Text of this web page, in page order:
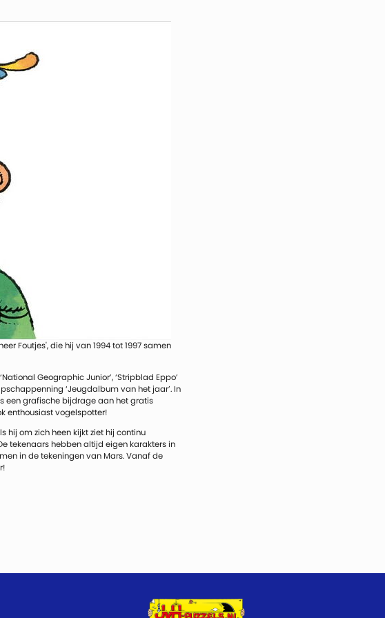
Foutjes', die hij van 1994 tot 1997 samen
Geographic Junior’, ‘Stripblad Eppo’
‘Jeugdalbum van het jaar’. In
een grafische bijdrage aan het gratis
enthousiast vogelspotter!
hij om zich heen kijkt ziet hij continu
tekenaars hebben altijd eigen karakters in
in de tekeningen van Mars. Vanaf de